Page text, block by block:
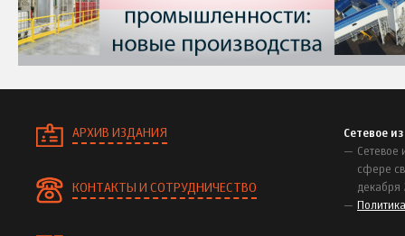
АРХИВ ИЗДАНИЯ
КОНТАКТЫ И СОТРУДНИЧЕСТВО
Сетевое
Сетевое
сфере
декабря